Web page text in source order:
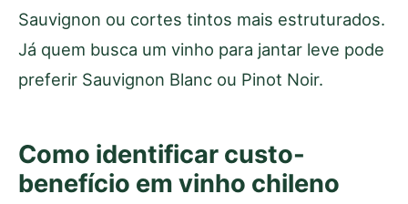
Sauvignon ou cortes tintos mais estruturados.
Já quem busca um vinho para jantar leve pode
preferir Sauvignon Blanc ou Pinot Noir.
Como identificar custo-
benefício em vinho chileno